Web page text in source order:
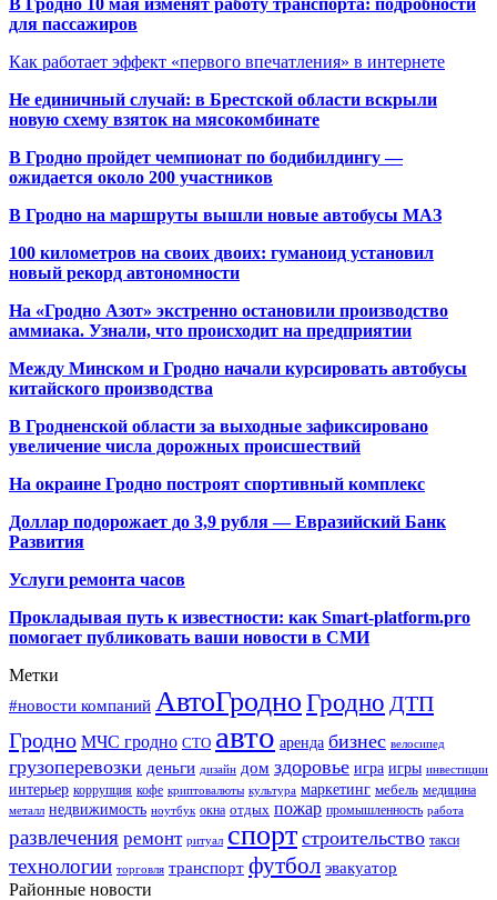
для пассажиров
Как работает эффект «первого впечатления» в интернете
Не единичный случай: в Брестской области вскрыли
новую схему взяток на мясокомбинате
В Гродно пройдет чемпионат по бодибилдингу —
ожидается около 200 участников
В Гродно на маршруты вышли новые автобусы МАЗ
100 километров на своих двоих: гуманоид установил
новый рекорд автономности
На «Гродно Азот» экстренно остановили производство
аммиака. Узнали, что происходит на предприятии
Между Минском и Гродно начали курсировать автобусы
китайского производства
В Гродненской области за выходные зафиксировано
увеличение числа дорожных происшествий
На окраине Гродно построят спортивный комплекс
Доллар подорожает до 3,9 рубля — Евразийский Банк
Развития
Услуги ремонта часов
Прокладывая путь к известности: как Smart-platform.pro
помогает публиковать ваши новости в СМИ
Метки
#новости компаний АвтоГродноГродно ДТП
Гродно МЧС гродно СТО авто аренда бизнес велосипед
грузоперевозки деньги дизайн дом здоровье игра игры инвестиции
интерьер коррупция кофе криптовалюты культура маркетинг мебель медицина
металл недвижимость ноутбук окна отдых пожар промышленность работа
развлечения ремонт ритуал спорт строительство такси
технологии торговля транспорт футбол эвакуатор
Районные новости